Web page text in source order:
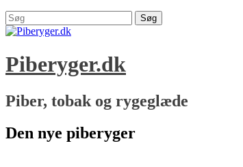
Vis
sidehoved
sidebjælke
Søg
efter:
Piberyger.dk
Piber, tobak og rygeglæde
Den nye piberyger